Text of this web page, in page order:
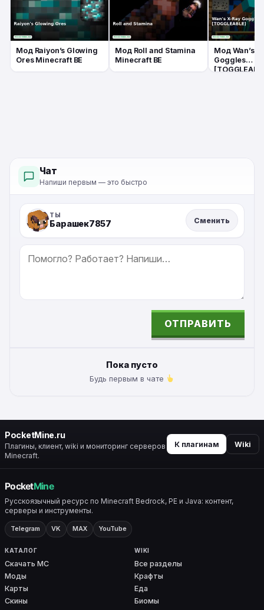
Мод Raiyon’s Glowing
Ores Minecraft BE
Мод Roll and Stamina
Minecraft BE
Мод Wan’s
Goggles
Чат
Напиши первым — это быстро
ТЫ
Барашек7857 Сменить
СООБЩЕНИЕ
ОТПРАВИТЬ
Пока пусто
Будь первым в чате
PocketMine.ru
Плагины, клиент, wiki и мониторинг серверов
Minecraft.
К плагинам Wiki
Русскоязычный ресурс по Minecraft Bedrock, PE и Java: контент,
серверы и инструменты.
Telegram VK MAX YouTube
КАТАЛОГ
Скачать MC
Моды
Карты
Скины
WIKI
Все разделы
Крафты
Еда
Биомы